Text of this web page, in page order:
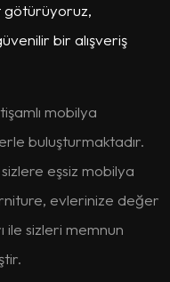
götürüyoruz,
bir alışveriş
mobilya
buluşturmaktadır.
eşsiz mobilya
evlerinize değer
ile sizleri memnun